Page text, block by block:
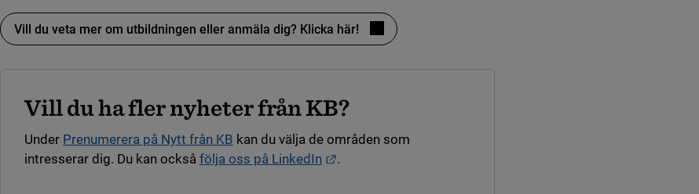
Vill du veta mer om utbildningen eller anmäla dig? Klicka här!
(länk till annan webbplats, öppnas i nytt fönster)
Vill du ha fler nyheter från KB?
Under Prenumerera på Nytt från KB kan du välja de områden som
intresserar dig. Du kan också följa oss på LinkedIn Länk till annan webbplats.
.